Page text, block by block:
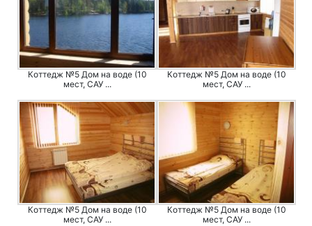
Коттедж №5 Дом на воде (10
мест, САУ ...
Коттедж №5 Дом на воде (10
мест, САУ ...
Коттедж №5 Дом на воде (10
мест, САУ ...
Коттедж №5 Дом на воде (10
мест, САУ ...